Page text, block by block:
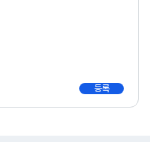
등록